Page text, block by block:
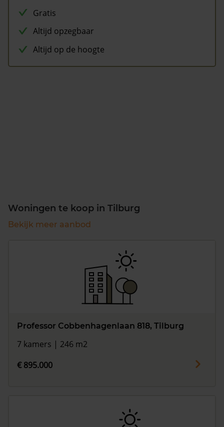
Gratis
Altijd opzegbaar
Altijd op de hoogte
Woningen te koop in Tilburg
Bekijk meer aanbod
Professor Cobbenhagenlaan 818, Tilburg
7 kamers | 246 m2
€ 895.000